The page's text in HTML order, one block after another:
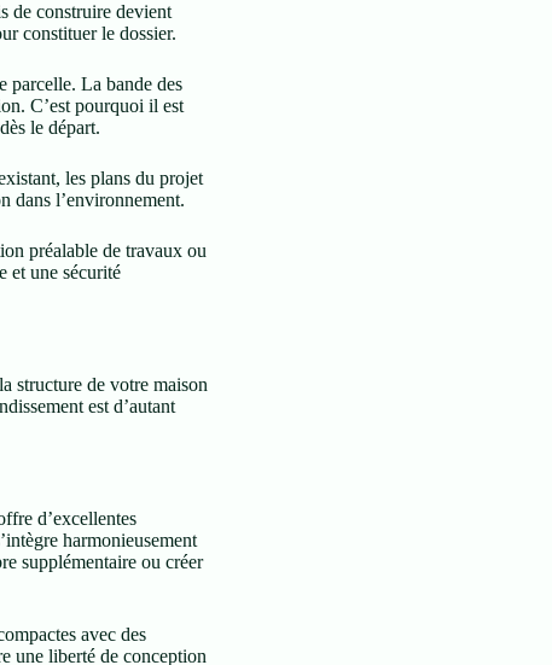
de construire devient
constituer le dossier.
parcelle. La bande des
C’est pourquoi il est
le départ.
les plans du projet
dans l’environnement.
préalable de travaux ou
et une sécurité
structure de votre maison
est d’autant
d’excellentes
harmonieusement
supplémentaire ou créer
avec des
une liberté de conception